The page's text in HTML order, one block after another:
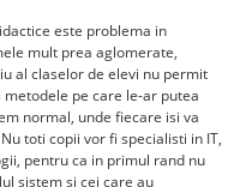
este problema in
mult prea aglomerate,
al claselor de elevi nu permit
pe care le-ar putea
normal, unde fiecare isi va
toti copii vor fi specialisti in IT,
pentru ca in primul rand nu
sistem si cei care au